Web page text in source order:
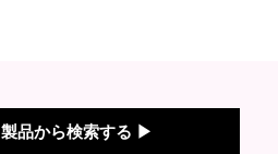
製品から検索する ▶